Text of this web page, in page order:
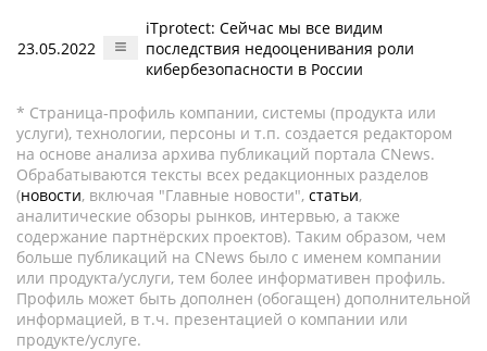
23.05.2022
iTprotect: Сейчас мы все видим
последствия недооценивания роли
кибербезопасности в России
* Страница-профиль компании, системы (продукта или
услуги), технологии, персоны и т.п. создается редактором
на основе анализа архива публикаций портала CNews.
Обрабатываются тексты всех редакционных разделов
(новости, включая "Главные новости", статьи,
аналитические обзоры рынков, интервью, а также
содержание партнёрских проектов). Таким образом, чем
больше публикаций на CNews было с именем компании
или продукта/услуги, тем более информативен профиль.
Профиль может быть дополнен (обогащен) дополнительной
информацией, в т.ч. презентацией о компании или
продукте/услуге.